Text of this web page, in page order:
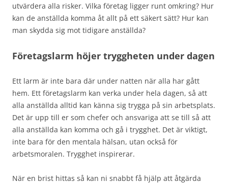
utvärdera alla risker. Vilka företag ligger runt omkring? Hur
kan de anställda komma åt allt på ett säkert sätt? Hur kan
man skydda sig mot tidigare anställda?
Företagslarm höjer tryggheten under dagen
Ett larm är inte bara där under natten när alla har gått
hem. Ett företagslarm kan verka under hela dagen, så att
alla anställda alltid kan känna sig trygga på sin arbetsplats.
Det är upp till er som chefer och ansvariga att se till så att
alla anställda kan komma och gå i trygghet. Det är viktigt,
inte bara för den mentala hälsan, utan också för
arbetsmoralen. Trygghet inspirerar.
När en brist hittas så kan ni snabbt få hjälp att åtgärda